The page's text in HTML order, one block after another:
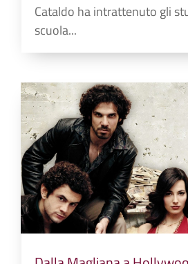
Cataldo ha intrattenuto gli
scuola...